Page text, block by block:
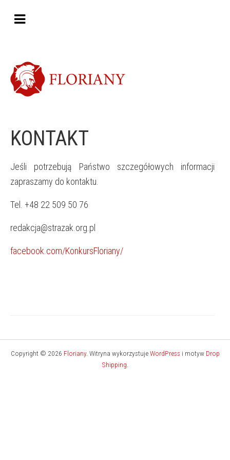
KONTAKT
Jeśli potrzebują Państwo szczegółowych informacji
zapraszamy do kontaktu.
Tel. +48 22 509 50 76
redakcja@strazak.org.pl
facebook.com/KonkursFloriany/
Copyright © 2026 Floriany. Witryna wykorzystujeWordPress i motyw Drop
Shipping